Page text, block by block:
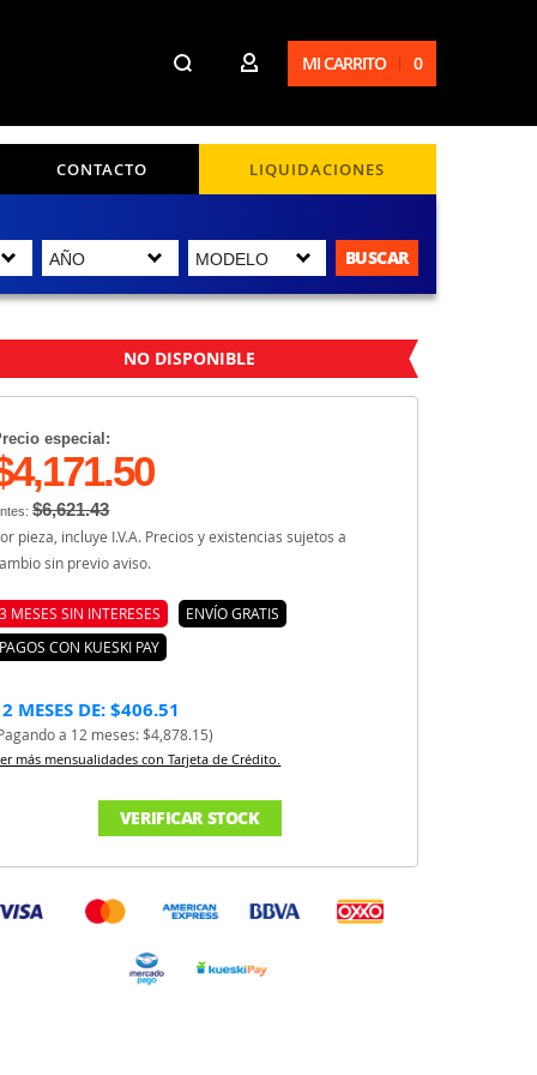
MI CARRITO 0
CONTACTO LIQUIDACIONES
BUSCAR
NO DISPONIBLE
especial:
$6,621.43
pieza, incluye I.V.A. Precios y existencias sujetos a
sin previo aviso.
3 MESES SIN INTERESES
ENVÍO GRATIS
PAGOS CON KUESKI PAY
MESES DE: $406.51
a 12 meses: $4,878.15)
más mensualidades con Tarjeta de Crédito.
VERIFICAR STOCK